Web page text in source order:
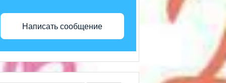
Написать сообщение